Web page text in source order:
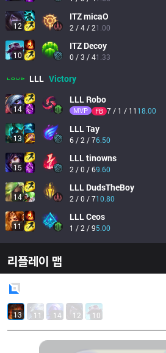
12
ITZmicaO
2 / 4 / 21.00
10
ITZ Decoy
0 / 3 / 41.33
LLL Victory
14
LLL Robo
MVP FB 7 / 1 / 11 18.00
13
LLLTay
6 / 2 / 76.50
15
LLLtinowns
2 / 0 / 69.60
14
LLL DudsTheBoy
2 / 0 / 710.80
11
LLLCeos
1 / 2 / 95.00
리플레이 맵
13 11 14 12 10